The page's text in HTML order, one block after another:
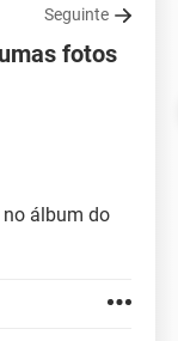
Seguinte
fotos
álbum do